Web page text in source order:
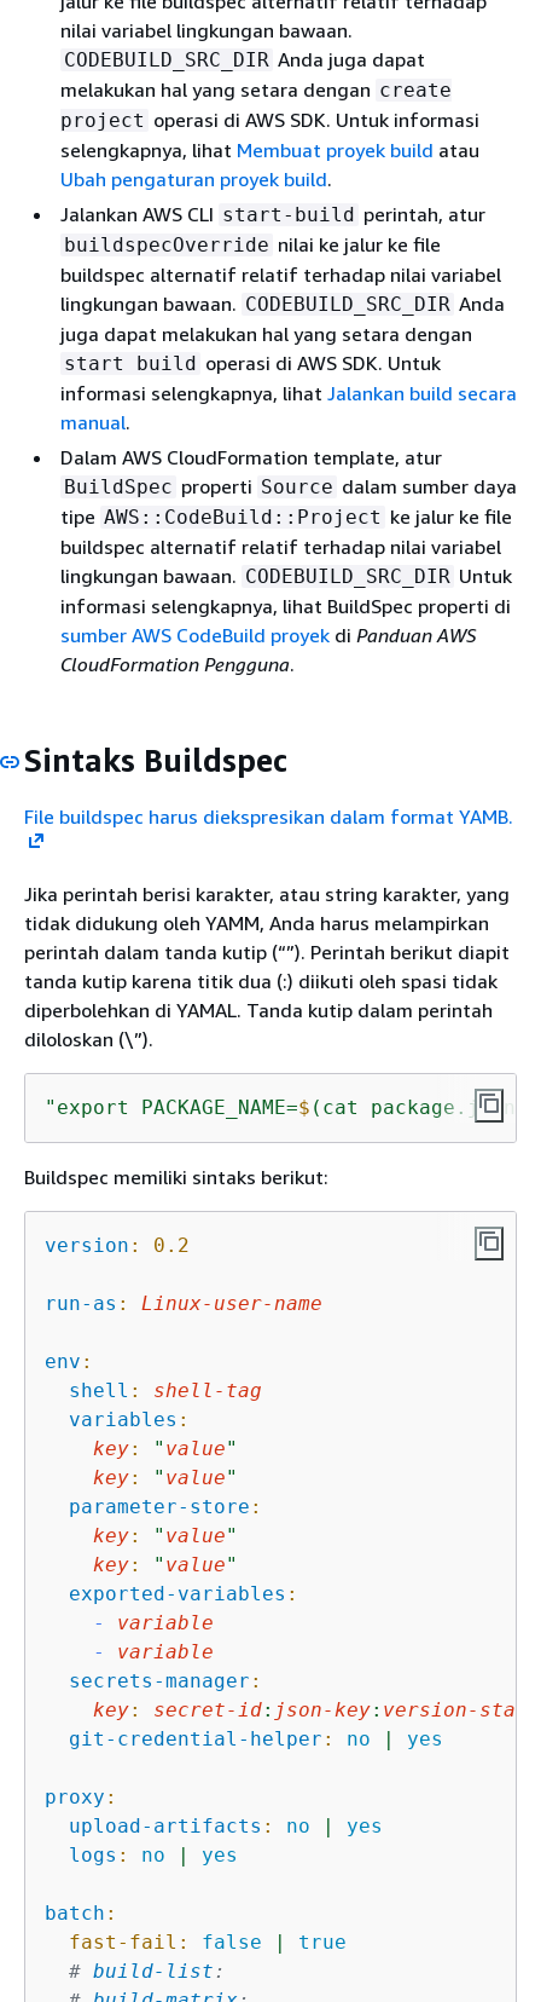
nilai variabel lingkungan bawaan.
CODEBUILD_SRC_DIR Anda juga dapat
melakukan hal yang setara dengan create
project operasi di AWS SDK. Untuk informasi
selengkapnya, lihat Membuat proyek build atau
Ubah pengaturan proyek build.
Jalankan AWS CLI start-build perintah, atur
buildspecOverride nilai ke jalur ke file
buildspec alternatif relatif terhadap nilai variabel
lingkungan bawaan. CODEBUILD_SRC_DIR Anda
juga dapat melakukan hal yang setara dengan
start build operasi di AWS SDK. Untuk
informasi selengkapnya, lihat Jalankan build secara
manual.
Dalam AWS CloudFormation template, atur
BuildSpec properti Source dalam sumber daya
tipe AWS::CodeBuild::Project ke jalur ke file
buildspec alternatif relatif terhadap nilai variabel
lingkungan bawaan. CODEBUILD_SRC_DIR Untuk
informasi selengkapnya, lihat BuildSpec properti di
sumber AWS CodeBuild proyek di Panduan AWS
CloudFormation Pengguna.
Sintaks Buildspec
File buildspec harus diekspresikan dalam format YAMB.
Jika perintah berisi karakter, atau string karakter, yang
tidak didukung oleh YAMM, Anda harus melampirkan
perintah dalam tanda kutip (“”). Perintah berikut diapit
tanda kutip karena titik dua (:) diikuti oleh spasi tidak
diperbolehkan di YAMAL. Tanda kutip dalam perintah
diloloskan (\”).
"export PACKAGE_NAME=$ (cat package.json
Buildspec memiliki sintaks berikut:
version : 0.2
run-as : Linux-user-name
env :
shell :
shell-tag
variables :
key: " value"
key: " value"
parameter-store :
key: " value"
key: " value"
exported-variables :
-
variable
-
variable
secrets-manager :
key: secret-id: json-key: version-stage
git-credential-helper : no | yes
proxy :
upload-artifacts : no |
yes
logs : no | yes
batch :
fast-fail:
false |
true
# build-list: